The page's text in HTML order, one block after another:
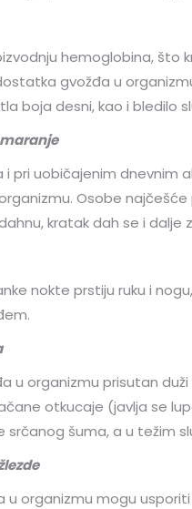
hemoglobina, što
gvožđa u
boja desni, kao i bledilo
i pri uobičajenim dnevnim
Osobe
kratak dah se i
nokte prstiju ruku i
u organizmu prisutan
otkucaje (javlja se
srčanog šuma, a u težim
u organizmu mogu